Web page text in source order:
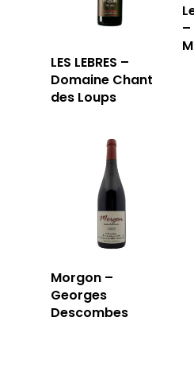
–
LES LEBRES –
Domaine Chant
des Loups
Morgon –
Georges
Descombes